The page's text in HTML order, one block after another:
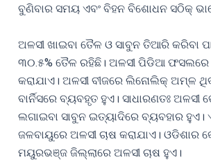
ବୁଣିବାର ସମୟ ଏବଂ ବିହନ ବିଶୋଧନ ସଠିକ୍
ଅଳସୀ ଖାଇବା ତୈଳ ଓ ସାବୁନ ତିଆରି କରିବା
୩୦.୫% ତୈଳ ରହିଛି। ଅଳସୀ ପିଡିଆ
କରାଯାଏ। ଅଳସୀ ବୀଜରେ ଲିନୋଲିକ୍ ଅମ୍ଳ
ବାର୍ନିସରେ ବ୍ୟବହୃତ ହୁଏ। ସାଧାରଣତଃ
ଲଗାଇବା ସାବୁନ ଇତ୍ୟାଦିରେ ବ୍ୟବହାର
ଜଳବାୟୁରେ ଅଳସୀ ଚାଷ କରାଯାଏ।
ମୟୁରଭଞ୍ଜ ଜିଲ୍ଲାରେ ଅଳସୀ ଚାଷ ହୁଏ।